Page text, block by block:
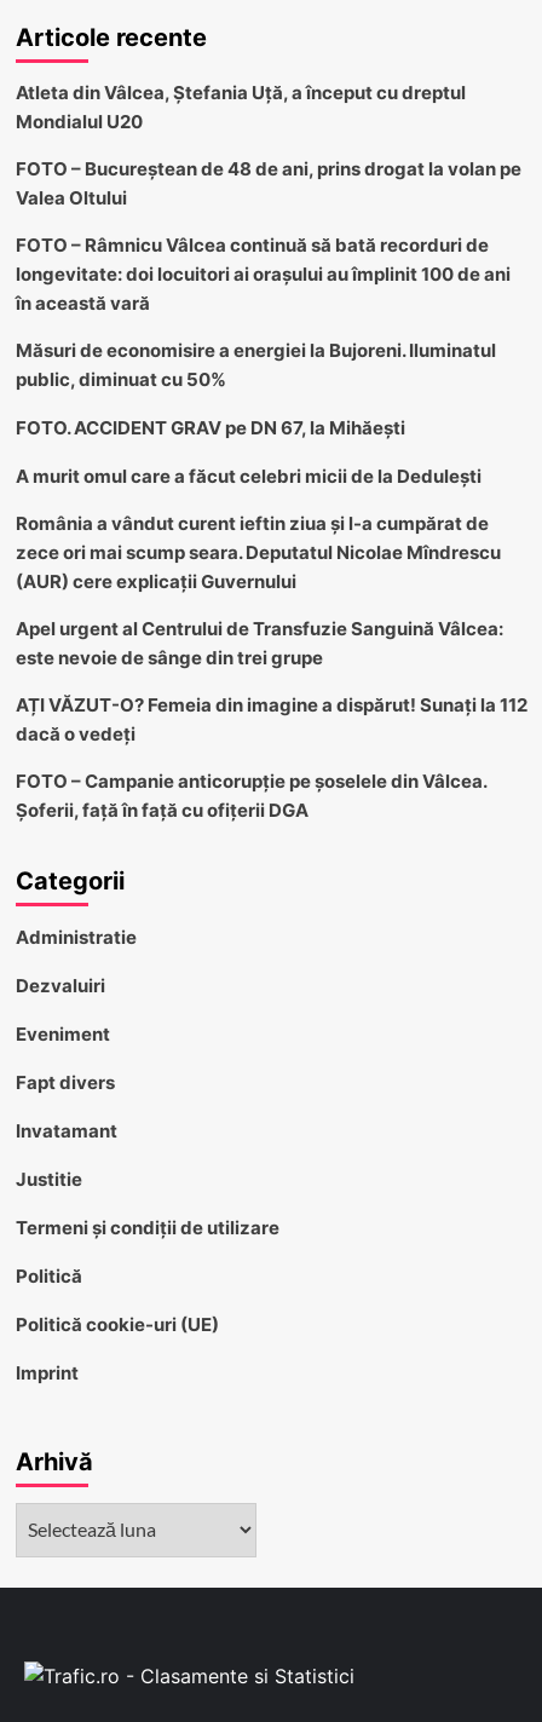
Articole recente
Atleta din Vâlcea, Ștefania Uță, a început cu dreptul
Mondialul U20
FOTO – Bucureștean de 48 de ani, prins drogat la volan pe
Valea Oltului
FOTO – Râmnicu Vâlcea continuă să bată recorduri de
longevitate: doi locuitori ai orașului au împlinit 100 de ani
în această vară
Măsuri de economisire a energiei la Bujoreni. Iluminatul
public, diminuat cu 50%
FOTO. ACCIDENT GRAV pe DN 67, la Mihăești
A murit omul care a făcut celebri micii de la Dedulești
România a vândut curent ieftin ziua și l-a cumpărat de
zece ori mai scump seara. Deputatul Nicolae Mîndrescu
(AUR) cere explicații Guvernului
Apel urgent al Centrului de Transfuzie Sanguină Vâlcea:
este nevoie de sânge din trei grupe
AȚI VĂZUT-O? Femeia din imagine a dispărut! Sunați la 112
dacă o vedeți
FOTO – Campanie anticorupție pe șoselele din Vâlcea.
Șoferii, față în față cu ofițerii DGA
Categorii
Administratie
Dezvaluiri
Eveniment
Fapt divers
Invatamant
Justitie
Termeni și condiții de utilizare
Politică
Politică cookie-uri (UE)
Imprint
Arhivă